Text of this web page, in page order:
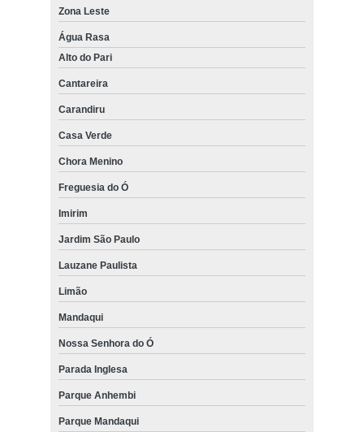
Zona Leste
Água Rasa
Alto do Pari
Cantareira
Carandiru
Casa Verde
Chora Menino
Freguesia do Ó
Imirim
Jardim São Paulo
Lauzane Paulista
Limão
Mandaqui
Nossa Senhora do Ó
Parada Inglesa
Parque Anhembi
Parque Mandaqui